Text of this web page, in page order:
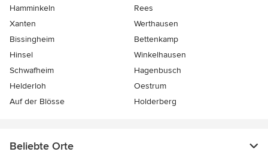
Hamminkeln
Rees
Xanten
Werthausen
Bissingheim
Bettenkamp
Hinsel
Winkelhausen
Schwafheim
Hagenbusch
Helderloh
Oestrum
Auf der Blösse
Holderberg
Beliebte Orte